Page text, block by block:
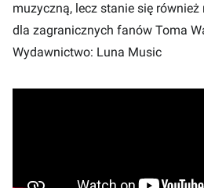
muzyczną, lecz stanie się również
dla zagranicznych fanów Toma
Wydawnictwo: Luna Music